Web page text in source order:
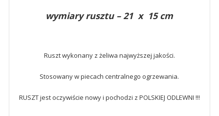
wymiary rusztu – 21 x 15 cm
Ruszt wykonany z żeliwa najwyższej jakości.
Stosowany w piecach centralnego ogrzewania.
RUSZT jest oczywiście nowy i pochodzi z POLSKIEJ ODLEWNI !!!